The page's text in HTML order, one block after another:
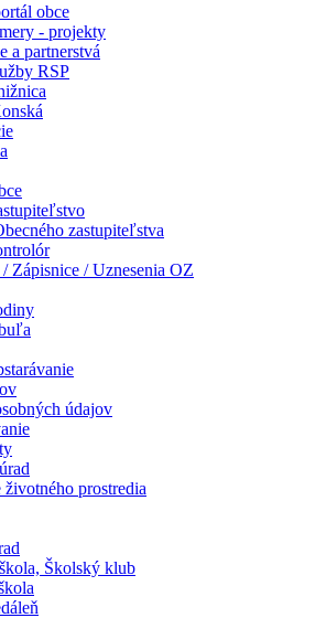
obce
- projekty
a partnerstvá
RSP
zastupiteľstva
Zápisnice / Uznesenia OZ
údajov
životného prostredia
Školský klub